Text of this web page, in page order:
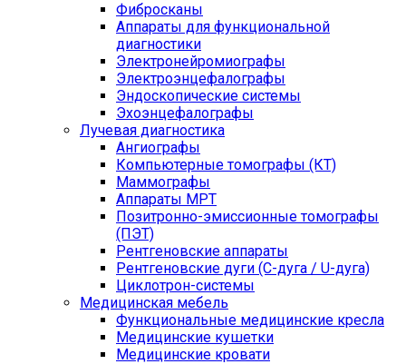
Фибросканы
Аппараты для функциональной
диагностики
Электронейромиографы
Электроэнцефалографы
Эндоскопические системы
Эхоэнцефалографы
Лучевая диагностика
Ангиографы
Компьютерные томографы (КТ)
Маммографы
Аппараты МРТ
Позитронно-эмиссионные томографы
(ПЭТ)
Рентгеновские аппараты
Рентгеновские дуги (С-дуга / U-дуга)
Циклотрон-системы
Медицинская мебель
Функциональные медицинские кресла
Медицинские кушетки
Медицинские кровати